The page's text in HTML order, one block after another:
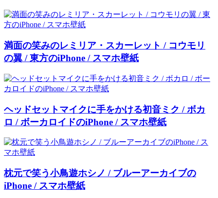
満面の笑みのレミリア・スカーレット / コウモリ
の翼 / 東方のiPhone / スマホ壁紙
ヘッドセットマイクに手をかける初音ミク / ボカ
ロ / ボーカロイドのiPhone / スマホ壁紙
枕元で笑う小鳥遊ホシノ / ブルーアーカイブの
iPhone / スマホ壁紙